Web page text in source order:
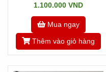
1.100.000 VND
Mua ngay
Thêm vào giỏ hàng